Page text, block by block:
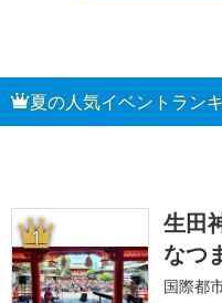
夏の人気イベントラン
1
生田
なつ
国際都